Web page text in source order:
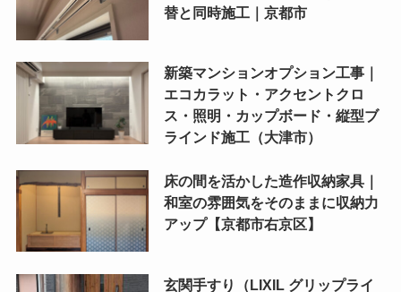
替と同時施工｜京都市
新築マンションオプション工事｜
エコカラット・アクセントクロ
ス・照明・カップボード・縦型ブ
ラインド施工（大津市）
床の間を活かした造作収納家具｜
和室の雰囲気をそのままに収納力
アップ【京都市右京区】
玄関手すり（LIXIL グリップライ